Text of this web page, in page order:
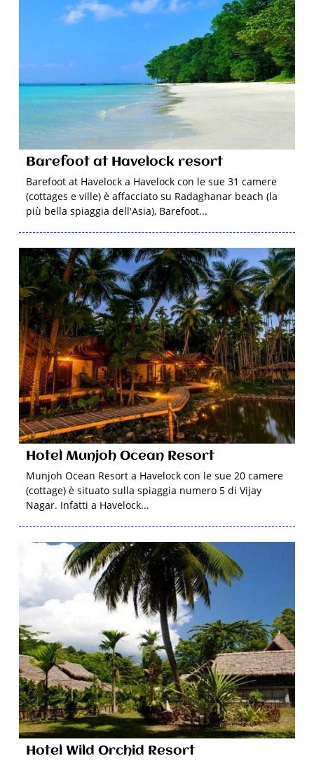
Barefoot at Havelock resort
Barefoot at Havelock a Havelock con le sue 31 camere
(cottages e ville) è affacciato su Radaghanar beach (la
più bella spiaggia dell'Asia), Barefoot...
Hotel Munjoh Ocean Resort
Munjoh Ocean Resort a Havelock con le sue 20 camere
(cottage) è situato sulla spiaggia numero 5 di Vijay
Nagar. Infatti a Havelock...
Hotel Wild Orchid Resort